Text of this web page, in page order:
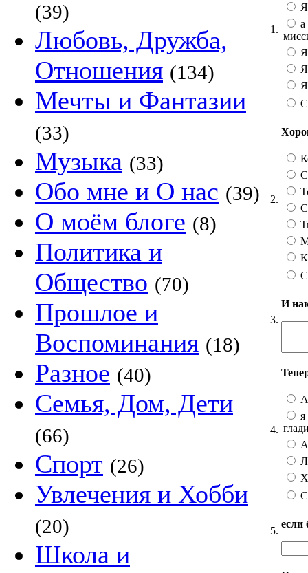
(39)
Любовь, Дружба,
Отношения (134)
Мечты и Фантазии
(33)
Музыка (33)
Обо мне и О нас (39)
О моём блоге (8)
Политика и
Общество (70)
Прошлое и
Воспоминания (18)
Разное (40)
Семья, Дом, Дети
(66)
Спорт (26)
Увлечения и Хобби
(20)
Школа и
1.
а
2.
3.
И
4.
я
5.
если